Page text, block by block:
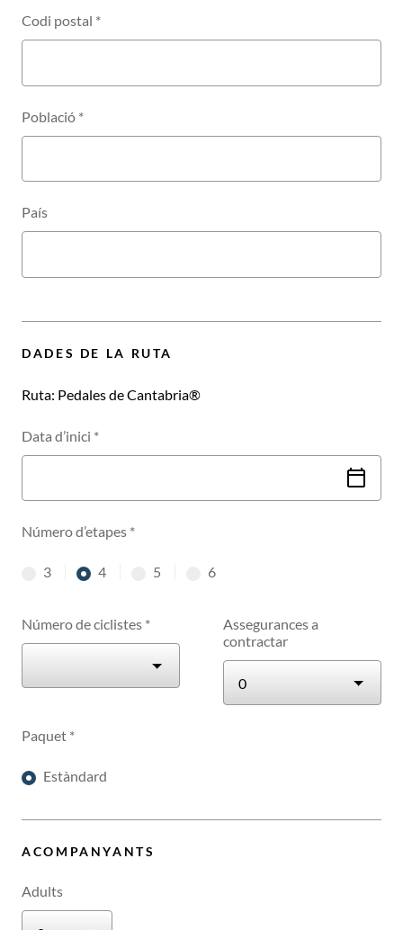
Codi postal *
Població *
País
DADES DE LA RUTA
Ruta: Pedales de Cantabria®
Data d’inici *
Número d’etapes *
3
etapas
4 5 6
Número de ciclistes *
Assegurances a
contractar
Paquet *
Estàndard
ACOMPANYANTS
Adults